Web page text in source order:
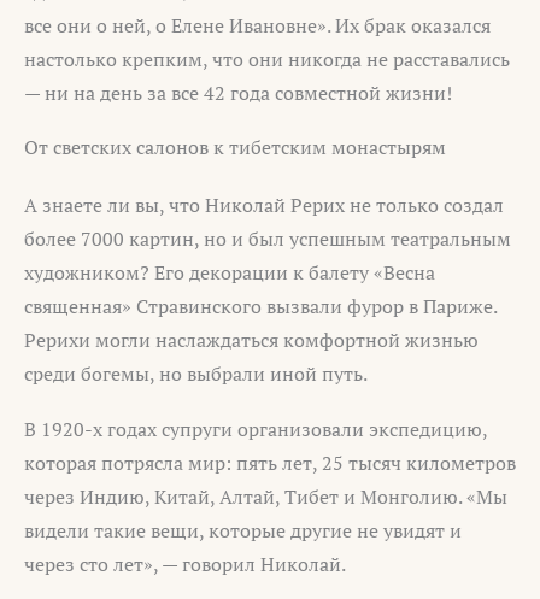
все они о ней, о Елене Ивановне». Их брак оказался
настолько крепким, что они никогда не расставались
— ни на день за все 42 года совместной жизни!
От светских салонов к тибетским монастырям
А знаете ли вы, что Николай Рерих не только создал
более 7000 картин, но и был успешным театральным
художником? Его декорации к балету «Весна
священная» Стравинского вызвали фурор в Париже.
Рерихи могли наслаждаться комфортной жизнью
среди богемы, но выбрали иной путь.
В 1920-х годах супруги организовали экспедицию,
которая потрясла мир: пять лет, 25 тысяч километров
через Индию, Китай, Алтай, Тибет и Монголию. «Мы
видели такие вещи, которые другие не увидят и
через сто лет», — говорил Николай.